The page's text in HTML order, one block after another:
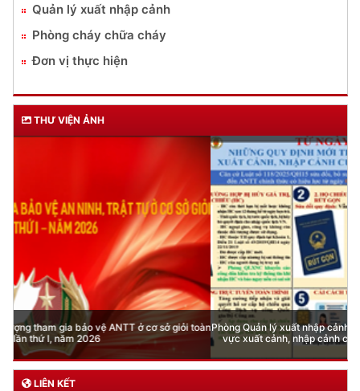
Quản lý xuất nhập cảnh
Phòng cháy chữa cháy
Đơn vị thực hiện
THƯ VIỆN ẢNH
Phòng Quản lý xuất nhập cảnh: Hướng dẫn những quy định mới trong lĩnh
vực xuất cảnh, nhập cảnh của công dân việt nam từ ngày 01/7/2026
LIÊN KẾT